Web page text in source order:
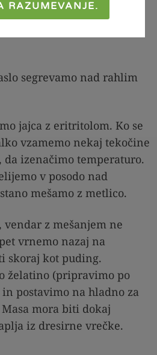
segrevamo nad rahlim
jajca z eritritolom. Ko se
vzamemo nekaj tekočine
da izenačimo temperaturo.
v posodo nad
mešamo z metlico.
vendar z mešanjem ne
vrnemo nazaj na
skoraj kot puding.
želatino (pripravimo po
postavimo na hladno za
mora biti dokaj
iz dresirne vrečke.
RAZUMEVANJE.